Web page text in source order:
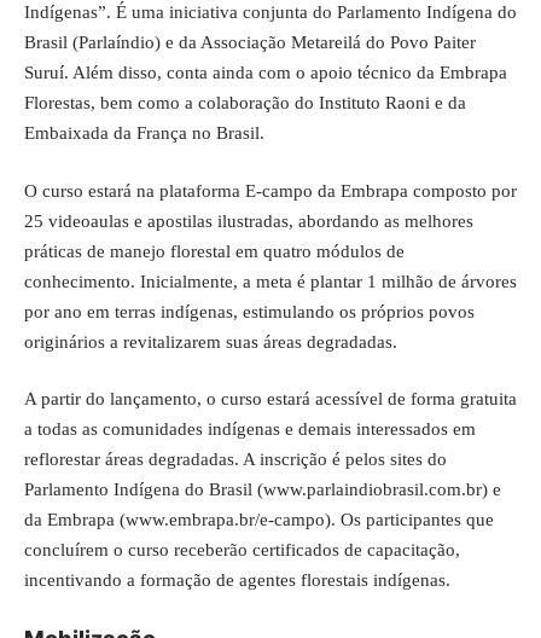
Indígenas”. É uma iniciativa conjunta do Parlamento Indígena do
Brasil (Parlaíndio) e da Associação Metareilá do Povo Paiter
Suruí. Além disso, conta ainda com o apoio técnico da Embrapa
Florestas, bem como a colaboração do Instituto Raoni e da
Embaixada da França no Brasil.
O curso estará na plataforma E-campo da Embrapa composto por
25 videoaulas e apostilas ilustradas, abordando as melhores
práticas de manejo florestal em quatro módulos de
conhecimento. Inicialmente, a meta é plantar 1 milhão de árvores
por ano em terras indígenas, estimulando os próprios povos
originários a revitalizarem suas áreas degradadas.
A partir do lançamento, o curso estará acessível de forma gratuita
a todas as comunidades indígenas e demais interessados em
reflorestar áreas degradadas. A inscrição é pelos sites do
Parlamento Indígena do Brasil (www.parlaindiobrasil.com.br) e
da Embrapa (www.embrapa.br/e-campo). Os participantes que
concluírem o curso receberão certificados de capacitação,
incentivando a formação de agentes florestais indígenas.